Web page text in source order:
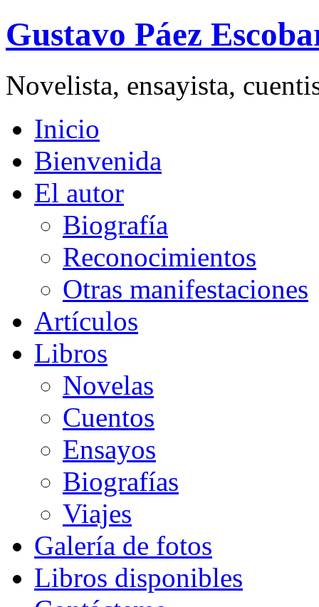
Gustavo Páez
Novelista, ensayista,
Inicio
Bienvenida
El autor
Biografía
Reconocimientos
Otras manifestaciones
Artículos
Libros
Novelas
Cuentos
Ensayos
Biografías
Viajes
Galería de fotos
Libros disponibles